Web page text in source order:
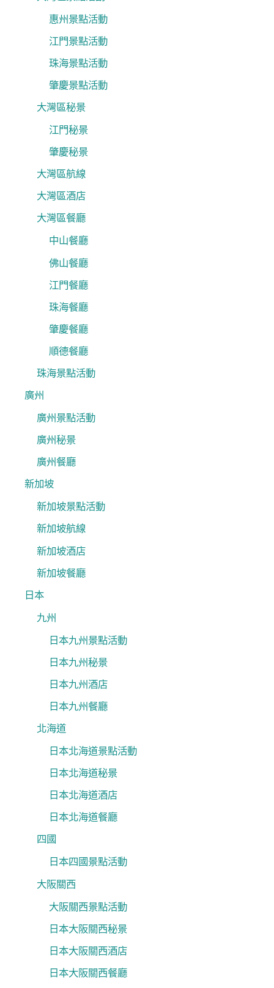
惠州景點活動
江門景點活動
珠海景點活動
肇慶景點活動
大灣區秘景
江門秘景
肇慶秘景
大灣區航線
大灣區酒店
大灣區餐廳
中山餐廳
佛山餐廳
江門餐廳
珠海餐廳
肇慶餐廳
順德餐廳
珠海景點活動
廣州
廣州景點活動
廣州秘景
廣州餐廳
新加坡
新加坡景點活動
新加坡航線
新加坡酒店
新加坡餐廳
日本
九州
日本九州景點活動
日本九州秘景
日本九州酒店
日本九州餐廳
北海道
日本北海道景點活動
日本北海道秘景
日本北海道酒店
日本北海道餐廳
四國
日本四國景點活動
大阪關西
大阪關西景點活動
日本大阪關西秘景
日本大阪關西酒店
日本大阪關西餐廳